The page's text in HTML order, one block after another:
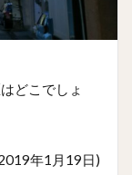
どこでしょ
年1月19日)